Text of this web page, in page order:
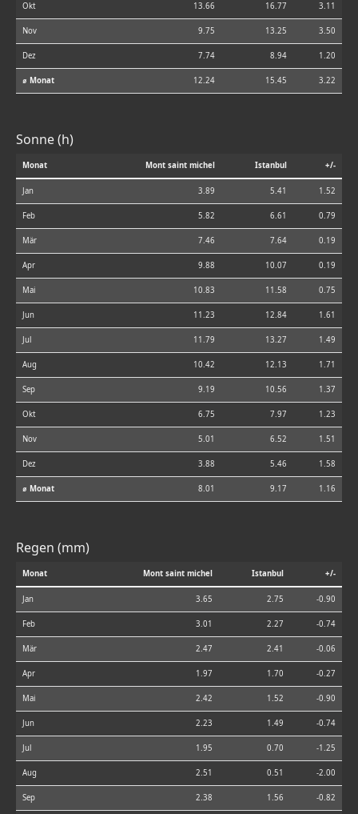
Okt 13.66 16.77 3.11
Nov 9.75 13.25 3.50
Dez 7.74 8.94 1.20
⌀ Monat 12.24 15.45 3.22
Sonne (h)
Monat Mont saint michel Istanbul +/-
Jan 3.89 5.41 1.52
Feb 5.82 6.61 0.79
Mär 7.46 7.64 0.19
Apr 9.88 10.07 0.19
Mai 10.83 11.58 0.75
Jun 11.23 12.84 1.61
Jul 11.79 13.27 1.49
Aug 10.42 12.13 1.71
Sep 9.19 10.56 1.37
Okt 6.75 7.97 1.23
Nov 5.01 6.52 1.51
Dez 3.88 5.46 1.58
⌀ Monat 8.01 9.17 1.16
Regen (mm)
Monat Mont saint michel Istanbul +/-
Jan 3.65 2.75 -0.90
Feb 3.01 2.27 -0.74
Mär 2.47 2.41 -0.06
Apr 1.97 1.70 -0.27
Mai 2.42 1.52 -0.90
Jun 2.23 1.49 -0.74
Jul 1.95 0.70 -1.25
Aug 2.51 0.51 -2.00
Sep 2.38 1.56 -0.82